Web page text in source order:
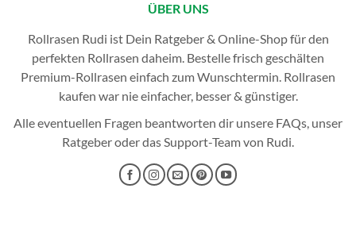
ÜBER UNS
Rollrasen Rudi ist Dein Ratgeber & Online-Shop für den
perfekten Rollrasen daheim. Bestelle frisch geschälten
Premium-Rollrasen einfach zum Wunschtermin. Rollrasen
kaufen war nie einfacher, besser & günstiger.
Alle eventuellen Fragen beantworten dir unsere FAQs, unser
Ratgeberoder dasSupport-Teamvon Rudi.